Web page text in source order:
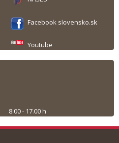
Facebook slovensko.sk
Youtube
8.00 - 17.00 h